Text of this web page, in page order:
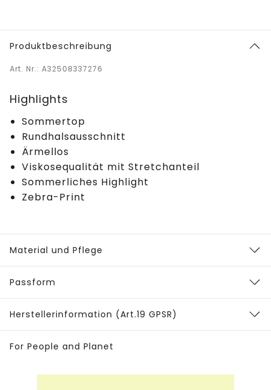
Produktbeschreibung
Art. Nr.: A32508337276
Highlights
Sommertop
Rundhalsausschnitt
Ärmellos
Viskosequalität mit Stretchanteil
Sommerliches Highlight
Zebra-Print
Material und Pflege
Passform
Herstellerinformation (Art.19 GPSR)
For People and Planet